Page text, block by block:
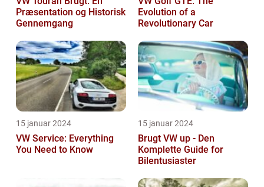
Præsentation og Historisk
Gennemgang
Evolution of a
Revolutionary Car
15 januar 2024
VW Service: Everything
You Need to Know
15 januar 2024
Brugt VW up - Den
Komplette Guide for
Bilentusiaster